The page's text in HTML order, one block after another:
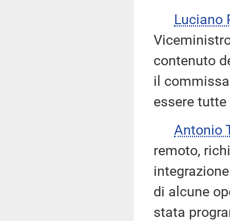
Luciano
contenuto
il
essere
Antonio
remoto,
di alcune
stata